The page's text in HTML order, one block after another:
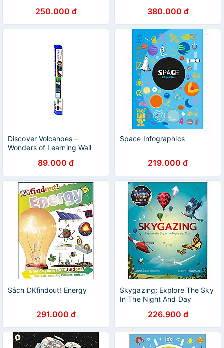
Văn Nhập Khẩu
250.000 đ
Dinosaurs by Kathryn Hulick
380.000 đ
Discover Volcanoes –
Wonders of Learning Wall
89.000 đ
Space Infographics
219.000 đ
Sách DKfindout! Energy
291.000 đ
Skygazing: Explore The Sky
In The Night And Day
226.900 đ